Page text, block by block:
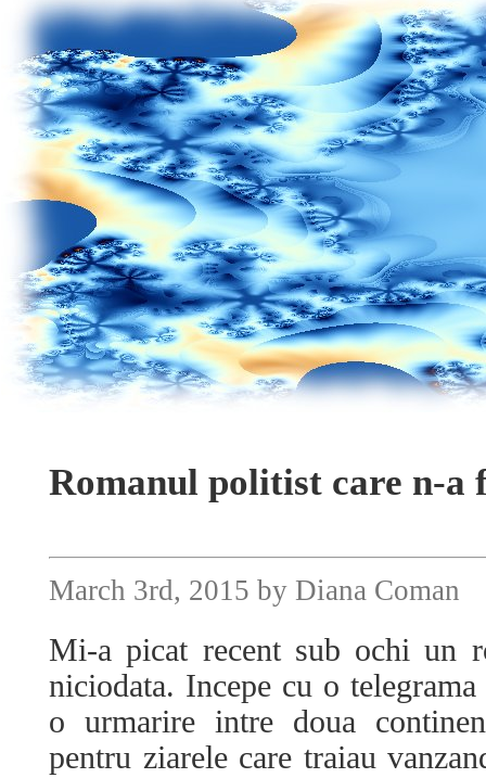
Romanul politist care n-a
March 3rd, 2015 by Diana Coman
Mi-a picat recent sub ochi un
niciodata. Incepe cu o
o urmarire intre doua
pentru ziarele care traiau